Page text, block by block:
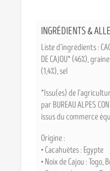
INGRÉDIENTS &
Liste d’ingrédients :
DE CAJOU* (46%),
(1,4%), sel
*Issu(es) de
par BUREAU ALPES
issus du commerce
Origine :
• Cacahuètes : Egypte
• Noix de Cajou : Togo,